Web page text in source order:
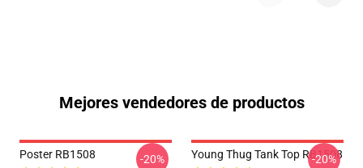
Mejores vendedores de productos
Poster RB1508 -20% Young Thug Tank Top RB1508
-20%